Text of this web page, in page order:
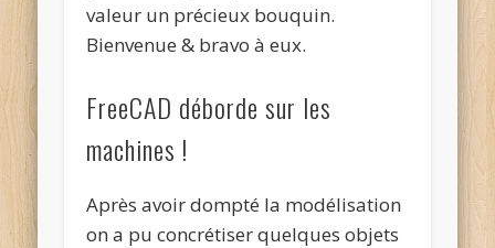
valeur un précieux bouquin.
Bienvenue & bravo à eux.
FreeCAD déborde sur les
machines !
Après avoir dompté la modélisation
on a pu concrétiser quelques objets